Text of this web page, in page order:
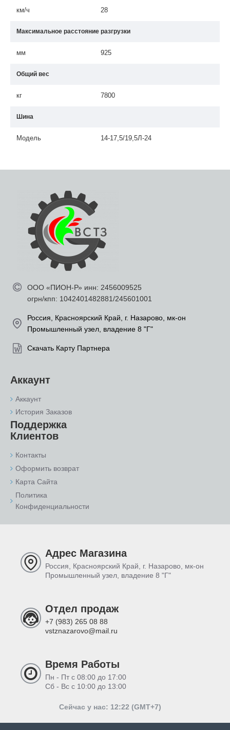
км/ч 28
Максимальное расстояние разгрузки
мм 925
Общий вес
кг 7800
Шина
Модель 14-17,5/19,5Л-24
ООО «ПИОН-Р» инн: 2456009525
огрн/кпп: 1042401482881/245601001
Россия, Красноярский Край, г. Назарово, мк-он
Промышленный узел, владение 8 "Г"
Скачать Карту Партнера
Аккаунт
Аккаунт
История Заказов
Поддержка
Клиентов
Контакты
Оформить возврат
Карта Сайта
Политика
Конфиденциальности
Адрес Магазина
Россия, Красноярский Край, г. Назарово, мк-он
Промышленный узел, владение 8 "Г"
Отдел продаж
+7 (983) 265 08 88
vstznazarovo@mail.ru
Время Работы
Пн - Пт с 08:00 до 17:00
Сб - Вс с 10:00 до 13:00
Сейчас у нас: 12:22 (GMT+7)